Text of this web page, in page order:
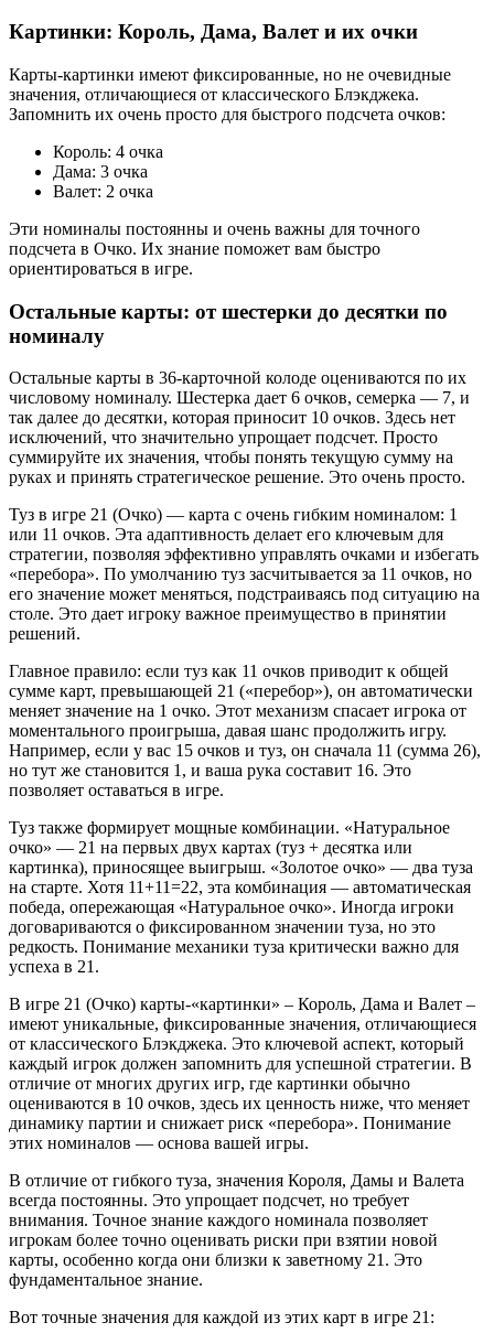
Картинки: Король, Дама, Валет и их очки
Карты-картинки имеют фиксированные, но не очевидные
значения, отличающиеся от классического Блэкджека.
Запомнить их очень просто для быстрого подсчета очков:
Король: 4 очка
Дама: 3 очка
Валет: 2 очка
Эти номиналы постоянны и очень важны для точного
подсчета в Очко. Их знание поможет вам быстро
ориентироваться в игре.
Остальные карты: от шестерки до десятки по
номиналу
Остальные карты в 36-карточной колоде оцениваются по их
числовому номиналу. Шестерка дает 6 очков, семерка — 7, и
так далее до десятки, которая приносит 10 очков. Здесь нет
исключений, что значительно упрощает подсчет. Просто
суммируйте их значения, чтобы понять текущую сумму на
руках и принять стратегическое решение. Это очень просто.
Туз в игре 21 (Очко) — карта с очень гибким номиналом: 1
или 11 очков. Эта адаптивность делает его ключевым для
стратегии, позволяя эффективно управлять очками и избегать
«перебора». По умолчанию туз засчитывается за 11 очков, но
его значение может меняться, подстраиваясь под ситуацию на
столе. Это дает игроку важное преимущество в принятии
решений.
Главное правило: если туз как 11 очков приводит к общей
сумме карт, превышающей 21 («перебор»), он автоматически
меняет значение на 1 очко. Этот механизм спасает игрока от
моментального проигрыша, давая шанс продолжить игру.
Например, если у вас 15 очков и туз, он сначала 11 (сумма 26),
но тут же становится 1, и ваша рука составит 16. Это
позволяет оставаться в игре.
Туз также формирует мощные комбинации. «Натуральное
очко» — 21 на первых двух картах (туз + десятка или
картинка), приносящее выигрыш. «Золотое очко» — два туза
на старте. Хотя 11+11=22, эта комбинация — автоматическая
победа, опережающая «Натуральное очко». Иногда игроки
договариваются о фиксированном значении туза, но это
редкость. Понимание механики туза критически важно для
успеха в 21.
В игре 21 (Очко) карты-«картинки» – Король, Дама и Валет –
имеют уникальные, фиксированные значения, отличающиеся
от классического Блэкджека. Это ключевой аспект, который
каждый игрок должен запомнить для успешной стратегии. В
отличие от многих других игр, где картинки обычно
оцениваются в 10 очков, здесь их ценность ниже, что меняет
динамику партии и снижает риск «перебора». Понимание
этих номиналов — основа вашей игры.
В отличие от гибкого туза, значения Короля, Дамы и Валета
всегда постоянны. Это упрощает подсчет, но требует
внимания. Точное знание каждого номинала позволяет
игрокам более точно оценивать риски при взятии новой
карты, особенно когда они близки к заветному 21. Это
фундаментальное знание.
Вот точные значения для каждой из этих карт в игре 21: